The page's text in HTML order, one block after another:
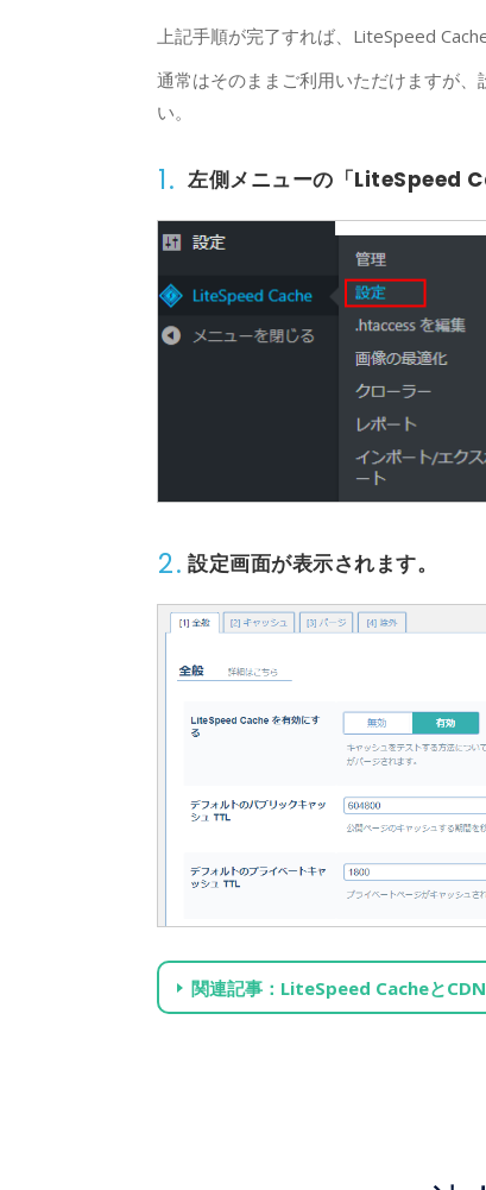
上記手順が完了すれば、LiteSpeed
通常はそのままご利用いただけますが
い。
1. 左側メニューの 「LiteSpeed
2. 設定画面が表示されます。
関連記事：LiteSpeed Cacheと